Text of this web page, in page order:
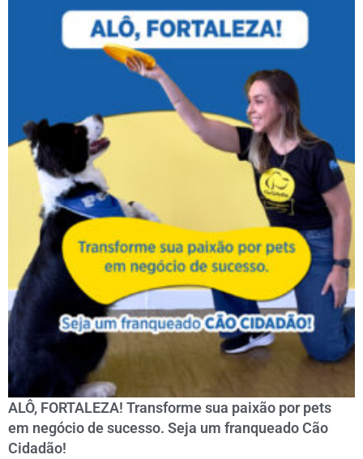
ALÔ, FORTALEZA! Transforme sua paixão por pets
em negócio de sucesso. Seja um franqueado Cão
Cidadão!